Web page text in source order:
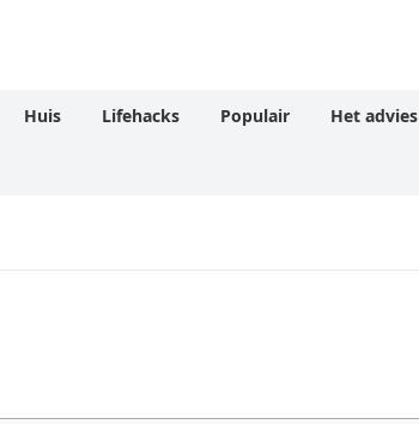
Huis Lifehacks Populair Het advies